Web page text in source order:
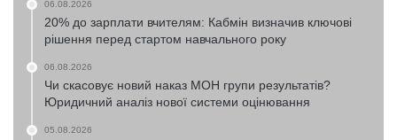
06.08.2026
20% до зарплати вчителям: Кабмін визначив ключові
рішення перед стартом навчального року
06.08.2026
Чи скасовує новий наказ МОН групи результатів?
Юридичний аналіз нової системи оцінювання
05.08.2026